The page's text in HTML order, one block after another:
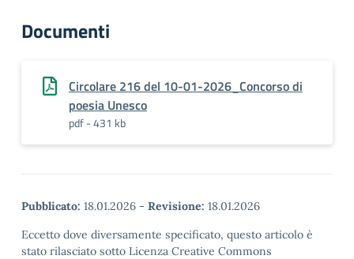
Documenti
Circolare 216 del 10-01-2026_Concorso di
poesia Unesco
pdf - 431 kb
Pubblicato: 18.01.2026 - Revisione: 18.01.2026
Eccetto dove diversamente specificato, questo articolo è
stato rilasciato sotto Licenza Creative Commons